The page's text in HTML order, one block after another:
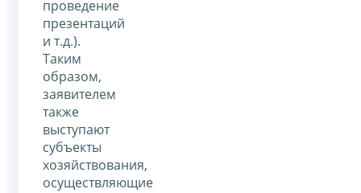
проведение
презентаций
и т.д.).
Таким
образом,
заявителем
также
выступают
субъекты
хозяйствования,
осуществляющие